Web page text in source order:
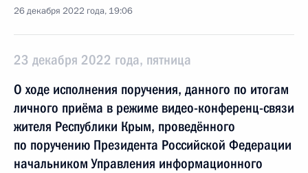
26 декабря 2022 года, 19:06
23 декабря 2022 года, пятница
О ходе исполнения поручения, данного по итогам
личного приёма в режиме видео-конференц-связи
жителя Республики Крым, проведённого
по поручению Президента Российской Федерации
начальником Управления информационного